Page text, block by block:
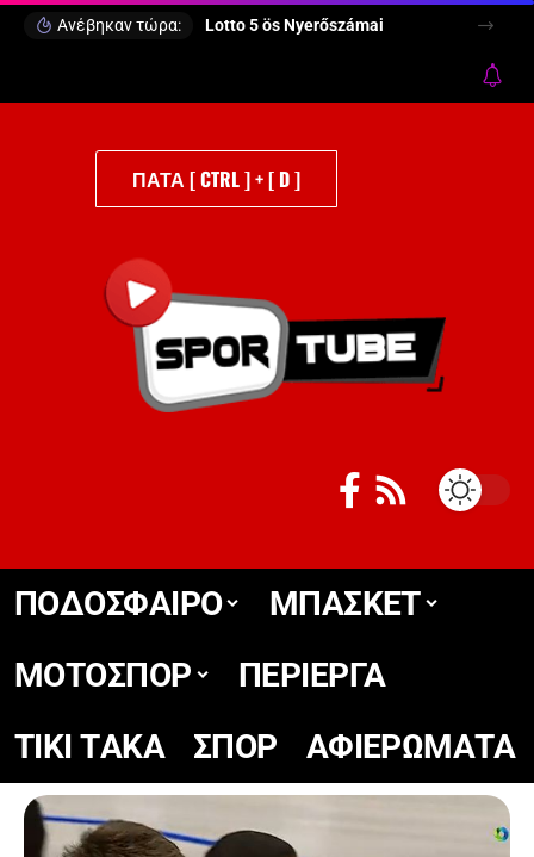
Ανέβηκαν τώρα: Lotto 5 ös Nyerőszámai
ΠΑΤΑ [ CTRL ] + [ D ]
ΠΟΔΟΣΦΑΙΡΟ
ΜΠΑΣΚΕΤ
ΜΟΤΟΣΠΟΡ
ΠΕΡΙΕΡΓΑ
TIKΙ TΑΚΑ
ΣΠΟΡ ΑΦΙΕΡΩΜΑΤΑ